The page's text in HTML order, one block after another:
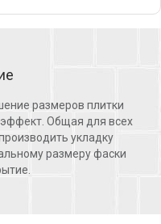
размеров плитки
Общая для всех
укладку
размеру фаски